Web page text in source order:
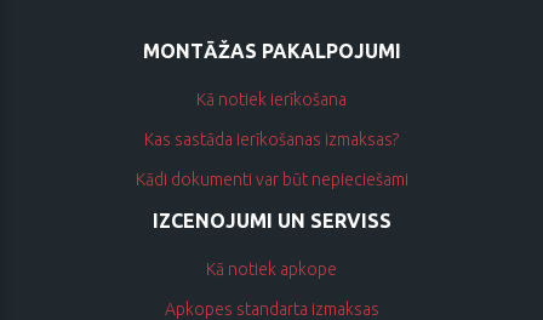
MONTĀŽAS PAKALPOJUMI
Kā notiek ierīkošana
Kas sastāda ierīkošanas izmaksas?
Kādi dokumenti var būt nepieciešami
IZCENOJUMI UN SERVISS
Kā notiek apkope
Apkopes standarta izmaksas